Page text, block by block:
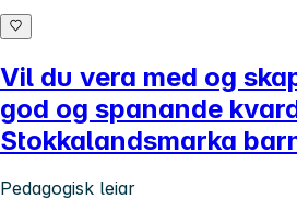
Vil du vera med og
god og spanande
Stokkalandsmarka
Pedagogisk leiar